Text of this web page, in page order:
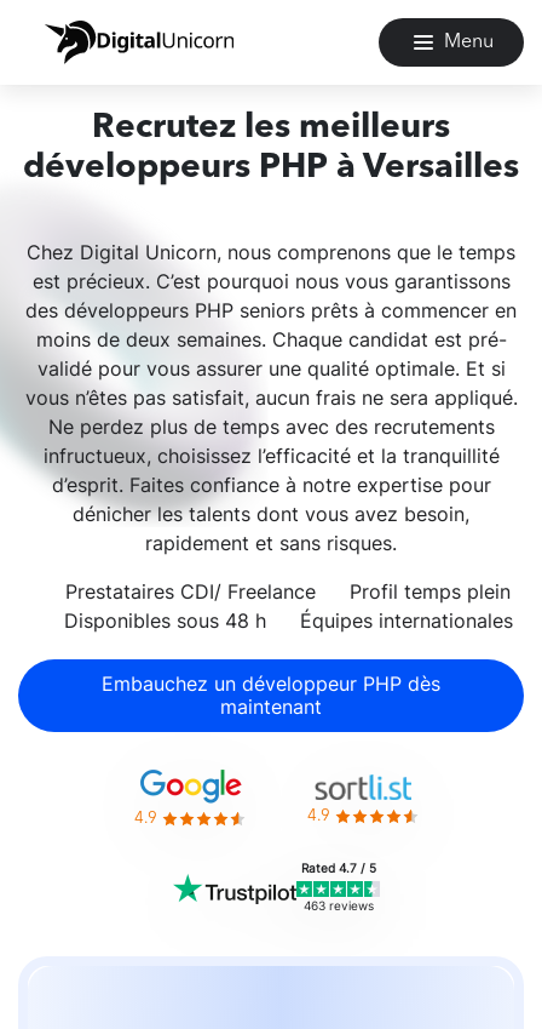
Menu
Recrutez les meilleurs
développeurs PHP à Versailles
Chez Digital Unicorn, nous comprenons que le temps
est précieux. C’est pourquoi nous vous garantissons
des développeurs PHP seniors prêts à commencer en
moins de deux semaines. Chaque candidat est pré-
validé pour vous assurer une qualité optimale. Et si
vous n’êtes pas satisfait, aucun frais ne sera appliqué.
Ne perdez plus de temps avec des recrutements
infructueux, choisissez l’efficacité et la tranquillité
d’esprit. Faites confiance à notre expertise pour
dénicher les talents dont vous avez besoin,
rapidement et sans risques.
Prestataires CDI/ Freelance
Profil temps plein
Disponibles sous 48 h
Équipes internationales
Embauchez un développeur PHP dès
maintenant
4.9 4.9
Rated 4.7 / 5
463 reviews